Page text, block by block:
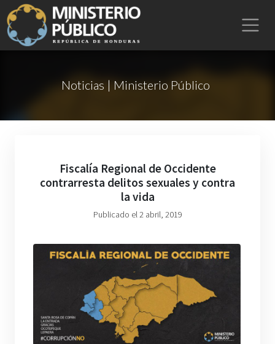
Noticias | Ministerio Público
Fiscalía Regional de Occidente
contrarresta delitos sexuales y contra
la vida
Publicado el 2 abril, 2019